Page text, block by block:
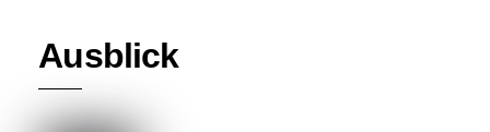
Ausblick